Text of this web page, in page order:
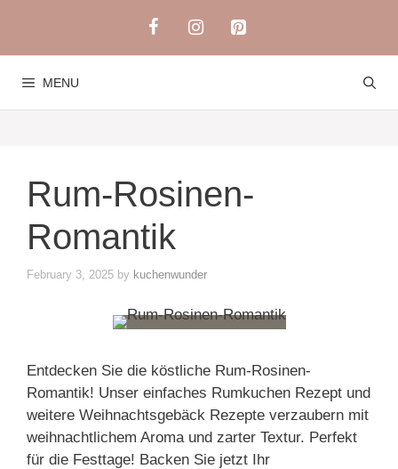
content
MENU
Rum-Rosinen-
Romantik
February 3, 2025 by kuchenwunder
Entdecken Sie die köstliche Rum-Rosinen-
Romantik! Unser einfaches Rumkuchen Rezept und
weitere Weihnachtsgebäck Rezepte verzaubern mit
weihnachtlichem Aroma und zarter Textur. Perfekt
für die Festtage! Backen Sie jetzt Ihr